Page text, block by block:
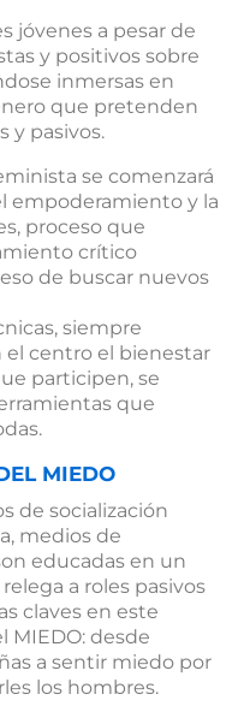
jóvenes a pesar de
y positivos sobre
inmersas en
que pretenden
y pasivos.
se comenzará
empoderamiento y la
proceso que
crítico
de buscar nuevos
siempre
centro el bienestar
participen, se
que
MIEDO
de socialización
medios de
educadas en un
a roles pasivos
claves en este
MIEDO: desde
a sentir miedo por
los hombres.